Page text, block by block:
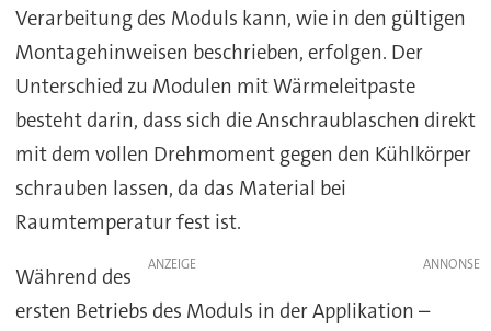
Verarbeitung des Moduls kann, wie in den gültigen
Montagehinweisen beschrieben, erfolgen. Der
Unterschied zu Modulen mit Wärmeleitpaste
besteht darin, dass sich die Anschraublaschen direkt
mit dem vollen Drehmoment gegen den Kühlkörper
schrauben lassen, da das Material bei
Raumtemperatur fest ist.
ANZEIGE
Während des
ersten Betriebs des Moduls in der Applikation –